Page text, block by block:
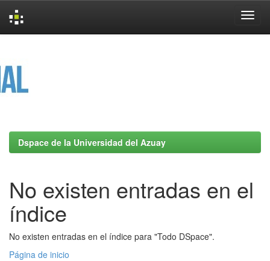
Dspace de la Universidad del Azuay
No existen entradas en el
índice
No existen entradas en el índice para "Todo DSpace".
Página de inicio